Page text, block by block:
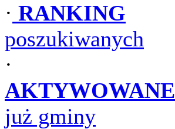
· RANKING
poszukiwanych
·
AKTYWOWANE
już gminy